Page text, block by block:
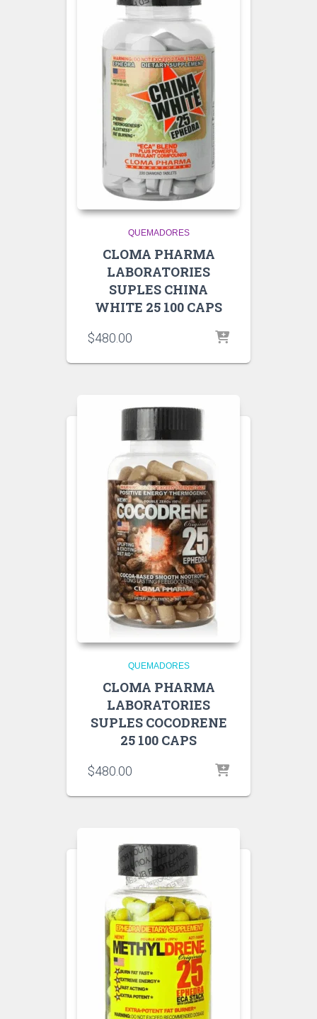
QUEMADORES
CLOMA PHARMA
LABORATORIES
SUPLES CHINA
WHITE 25 100 CAPS
$480.00
QUEMADORES
CLOMA PHARMA
LABORATORIES
SUPLES COCODRENE
25 100 CAPS
$480.00